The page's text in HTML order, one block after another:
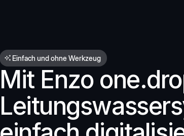
Einfach und ohne Werkzeug
Mit Enzo